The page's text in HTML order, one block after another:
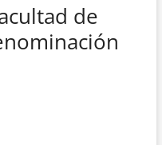
a
ds
s
A
p
ar
de